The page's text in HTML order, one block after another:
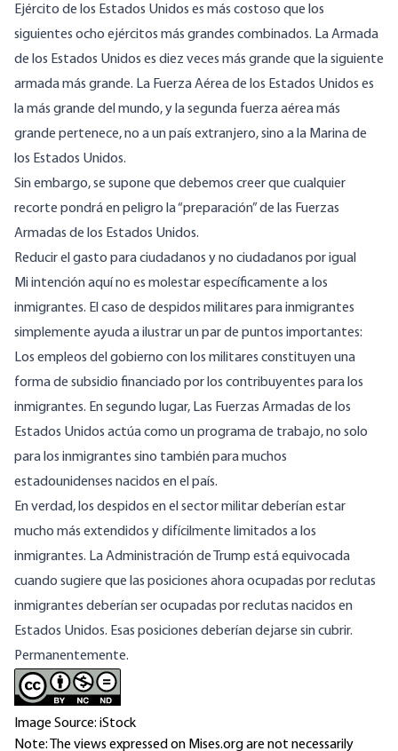
Ejército de los Estados Unidos es más costoso que los
siguientes ocho ejércitos más grandes combinados. La Armada
de los Estados Unidos es diez veces más grande que la siguiente
armada más grande. La Fuerza Aérea de los Estados Unidos es
la más grande del mundo, y la segunda fuerza aérea más
grande pertenece, no a un país extranjero, sino a la Marina de
los Estados Unidos.
Sin embargo, se supone que debemos creer que cualquier
recorte pondrá en peligro la “preparación” de las Fuerzas
Armadas de los Estados Unidos.
Reducir el gasto para ciudadanos y no ciudadanos por igual
Mi intención aquí no es molestar específicamente a los
inmigrantes. El caso de despidos militares para inmigrantes
simplemente ayuda a ilustrar un par de puntos importantes:
Los empleos del gobierno con los militares constituyen una
forma de subsidio financiado por los contribuyentes para los
inmigrantes. En segundo lugar, Las Fuerzas Armadas de los
Estados Unidos actúa como un programa de trabajo, no solo
para los inmigrantes sino también para muchos
estadounidenses nacidos en el país.
En verdad, los despidos en el sector militar deberían estar
mucho más extendidos y difícilmente limitados a los
inmigrantes. La Administración de Trump está equivocada
cuando sugiere que las posiciones ahora ocupadas por reclutas
inmigrantes deberían ser ocupadas por reclutas nacidos en
Estados Unidos. Esas posiciones deberían dejarse sin cubrir.
Permanentemente.
Image Source: iStock
Note: The views expressed on Mises.org are not necessarily